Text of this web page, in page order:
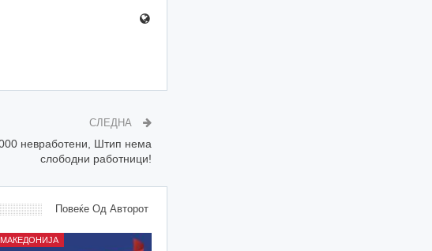
СЛЕДНА
невработени, Штип нема
слободни работници!
Повеќе Од Авторот
МАКЕДОНИЈА